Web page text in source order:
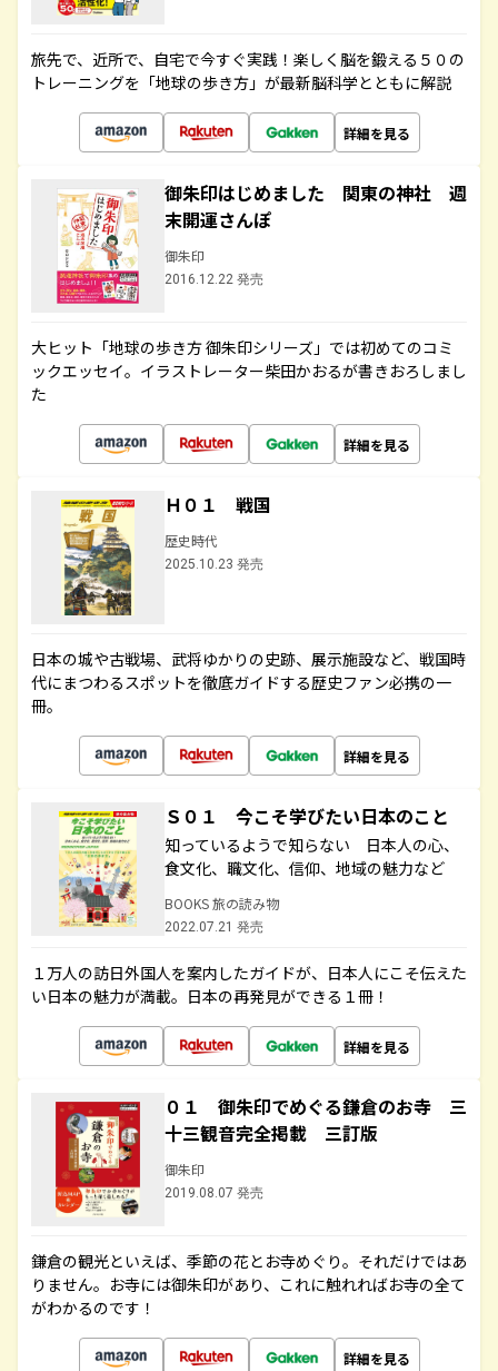
旅先で、近所で、自宅で今すぐ実践！楽しく脳を鍛える５０の
トレーニングを「地球の歩き方」が最新脳科学とともに解説
詳細を見る
御朱印はじめました 関東の神社 週
末開運さんぽ
御朱印
2016.12.22 発売
大ヒット「地球の歩き方 御朱印シリーズ」では初めてのコミ
ックエッセイ。イラストレーター柴田かおるが書きおろしまし
た
詳細を見る
Ｈ０１ 戦国
歴史時代
2025.10.23 発売
日本の城や古戦場、武将ゆかりの史跡、展示施設など、戦国時
代にまつわるスポットを徹底ガイドする歴史ファン必携の一
冊。
詳細を見る
Ｓ０１ 今こそ学びたい日本のこと
知っているようで知らない 日本人の心、
食文化、職文化、信仰、地域の魅力など
BOOKS 旅の読み物
2022.07.21 発売
１万人の訪日外国人を案内したガイドが、日本人にこそ伝えた
い日本の魅力が満載。日本の再発見ができる１冊！
詳細を見る
０１ 御朱印でめぐる鎌倉のお寺 三
十三観音完全掲載 三訂版
御朱印
2019.08.07 発売
鎌倉の観光といえば、季節の花とお寺めぐり。それだけではあ
りません。お寺には御朱印があり、これに触れればお寺の全て
がわかるのです！
詳細を見る